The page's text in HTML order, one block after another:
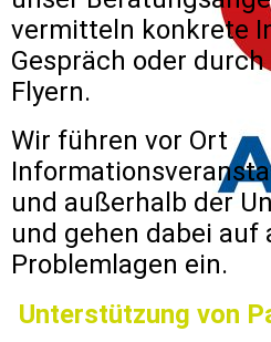
vermitteln konkrete
Gespräch oder
Flyern.
Wir führen vor Ort
und außerhalb der
und gehen dabei auf
Problemlagen ein.
Unterstützung von